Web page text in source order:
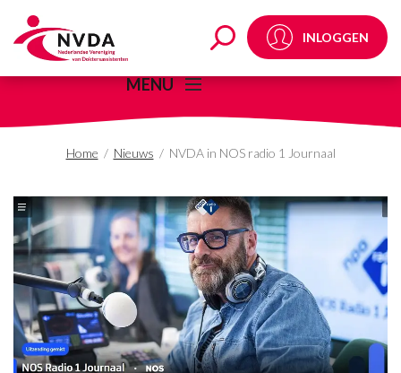
NVDA in NOS radio 1
INLOGGEN
MENU
Home / Nieuws / NVDA in NOS radio 1 Journaal